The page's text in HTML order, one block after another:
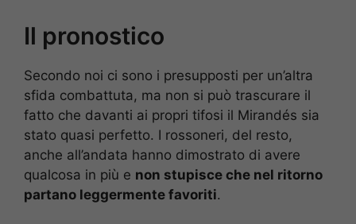
Il pronostico
Secondo noi ci sono i presupposti per un’altra
sfida combattuta, ma non si può trascurare il
fatto che davanti ai propri tifosi il Mirandés sia
stato quasi perfetto. I rossoneri, del resto,
anche all’andata hanno dimostrato di avere
qualcosa in più e non stupisce che nel ritorno
partano leggermente favoriti.